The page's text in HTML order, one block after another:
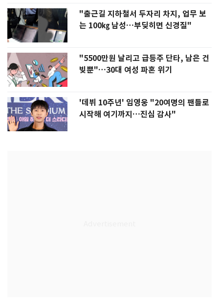
"출근길 지하철서 두자리 차지, 업무 보
는 100㎏ 남성…부딪히면 신경질"
"5500만원 날리고 급등주 단타, 남은 건
빚뿐"…30대 여성 파혼 위기
'데뷔 10주년' 임영웅 "20여명의 팬들로
시작해 여기까지…진심 감사"